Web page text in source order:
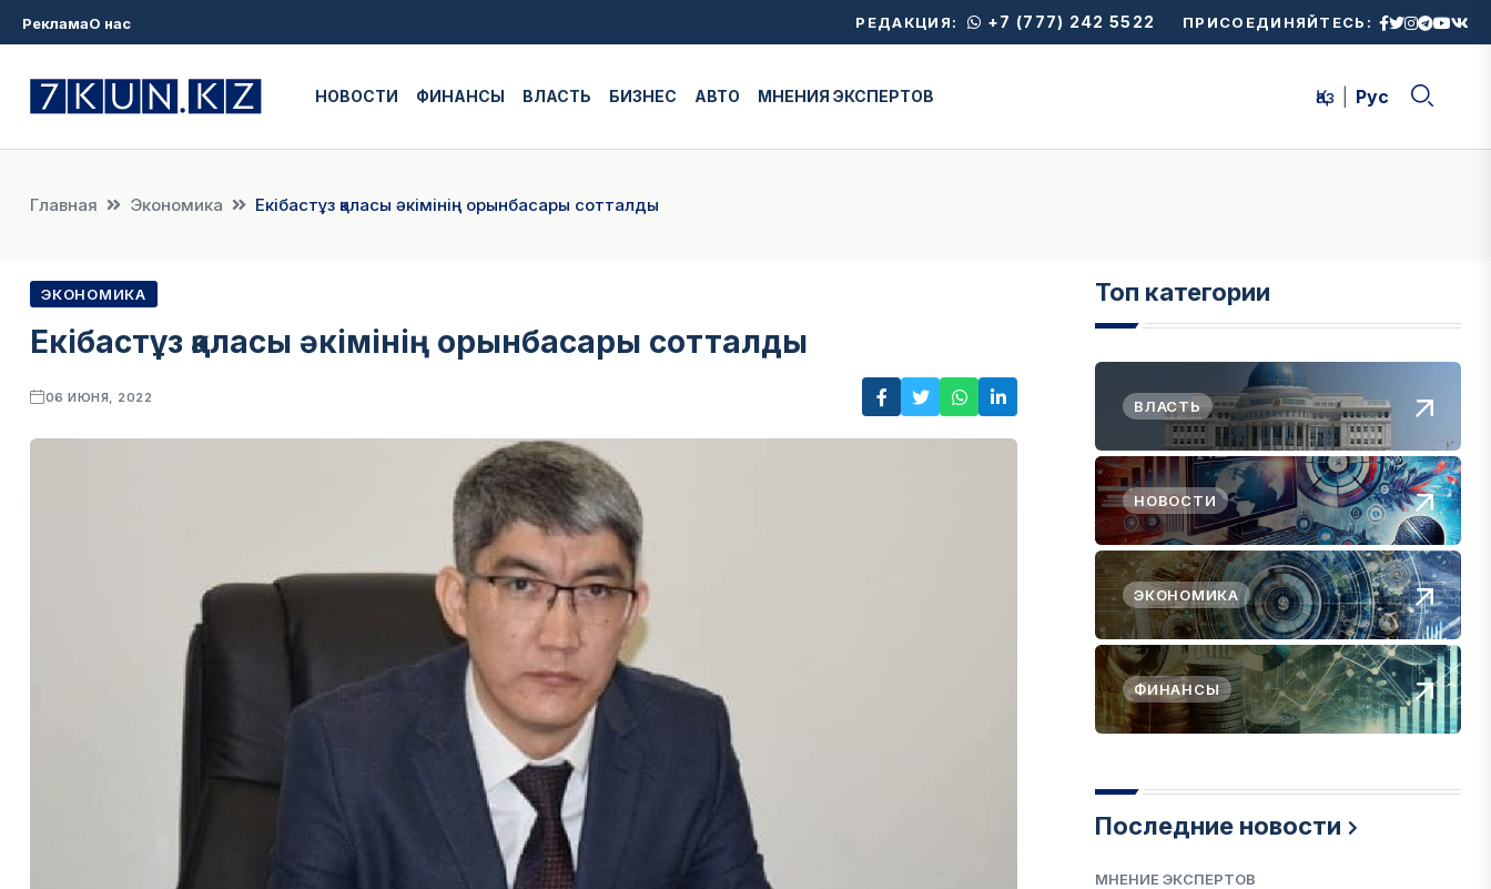
РекламаО нас РЕДАКЦИЯ: +7 (777) 242 5522 ПРИСОЕДИНЯЙТЕСЬ:
НОВОСТИ ФИНАНСЫ ВЛАСТЬ БИЗНЕС АВТО МНЕНИЯ ЭКСПЕРТОВ Қаз Рус
Главная Экономика Екібастұз қаласы әкімінің орынбасары сотталды
ЭКОНОМИКА
Екібастұз қаласы әкімінің орынбасары сотталды
06 ИЮНЯ, 2022
Топ категории
ВЛАСТЬ
НОВОСТИ
ЭКОНОМИКА
ФИНАНСЫ
Последние новости
МНЕНИЕ ЭКСПЕРТОВ